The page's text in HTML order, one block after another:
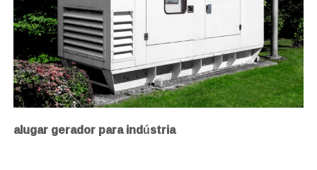
alugar gerador para indústria